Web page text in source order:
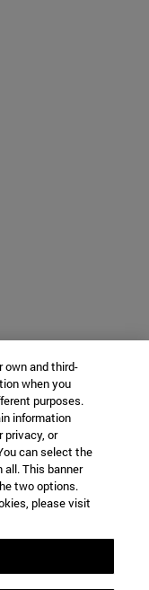
own and third-
when you
purposes.
information
privacy, or
can select the
This banner
two options.
please visit